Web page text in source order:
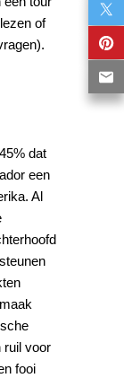
of
dat
een
Al
ruil voor
fooi